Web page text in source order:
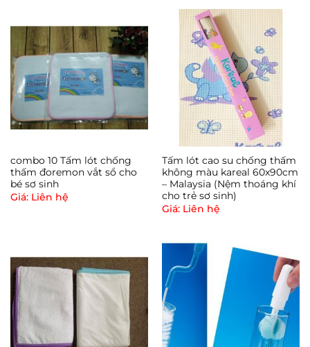
combo 10 Tấm lót chống
thấm đoremon vắt sổ cho
bé sơ sinh
Giá: Liên hệ
Tấm lót cao su chống thấm
không màu kareal 60x90cm
– Malaysia (Nệm thoáng khí
cho trẻ sơ sinh)
Giá: Liên hệ